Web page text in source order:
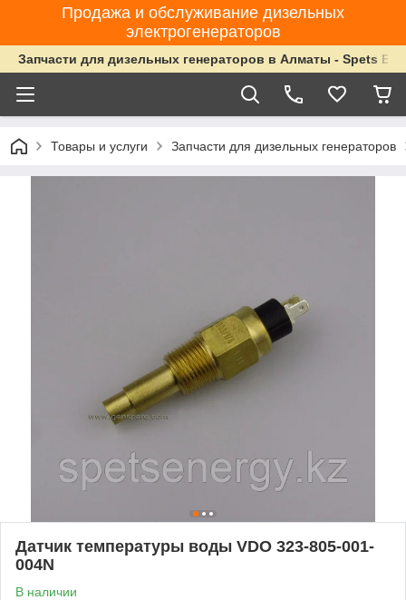
Продажа и обслуживание дизельных
электрогенераторов
Запчасти для дизельных генераторов в Алматы - Spets
Товары и услуги Запчасти для дизельных генераторов
Датчик температуры воды VDO 323-805-001-
004N
В наличии